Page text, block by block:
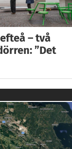
– två
”Det